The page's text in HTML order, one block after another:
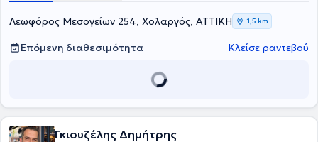
Λεωφόρος Μεσογείων 254, Χολαργός, ΑΤΤΙΚΗ 1,5 km
Επόμενη διαθεσιμότητα Κλείσε ραντεβού
Γκιουζέλης Δημήτρης